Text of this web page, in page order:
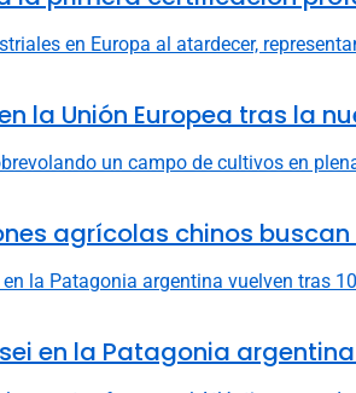
la Unión Europea tras la
agrícolas chinos
en la Patagonia